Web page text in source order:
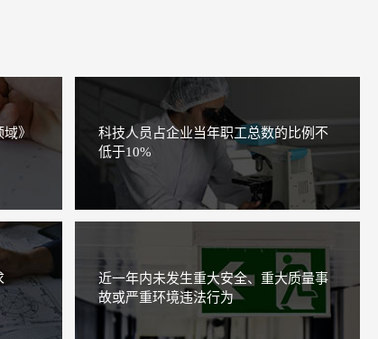
》
科技人员占企业当年职工总数的比例不
低于10%
近一年内未发生重大安全、重大质量事
故或严重环境违法行为